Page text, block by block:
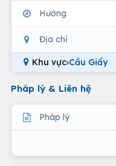
Hướng
Địa chỉ
Khu vực›Cầu Giấy
Pháp lý & Liên hệ
Pháp lý